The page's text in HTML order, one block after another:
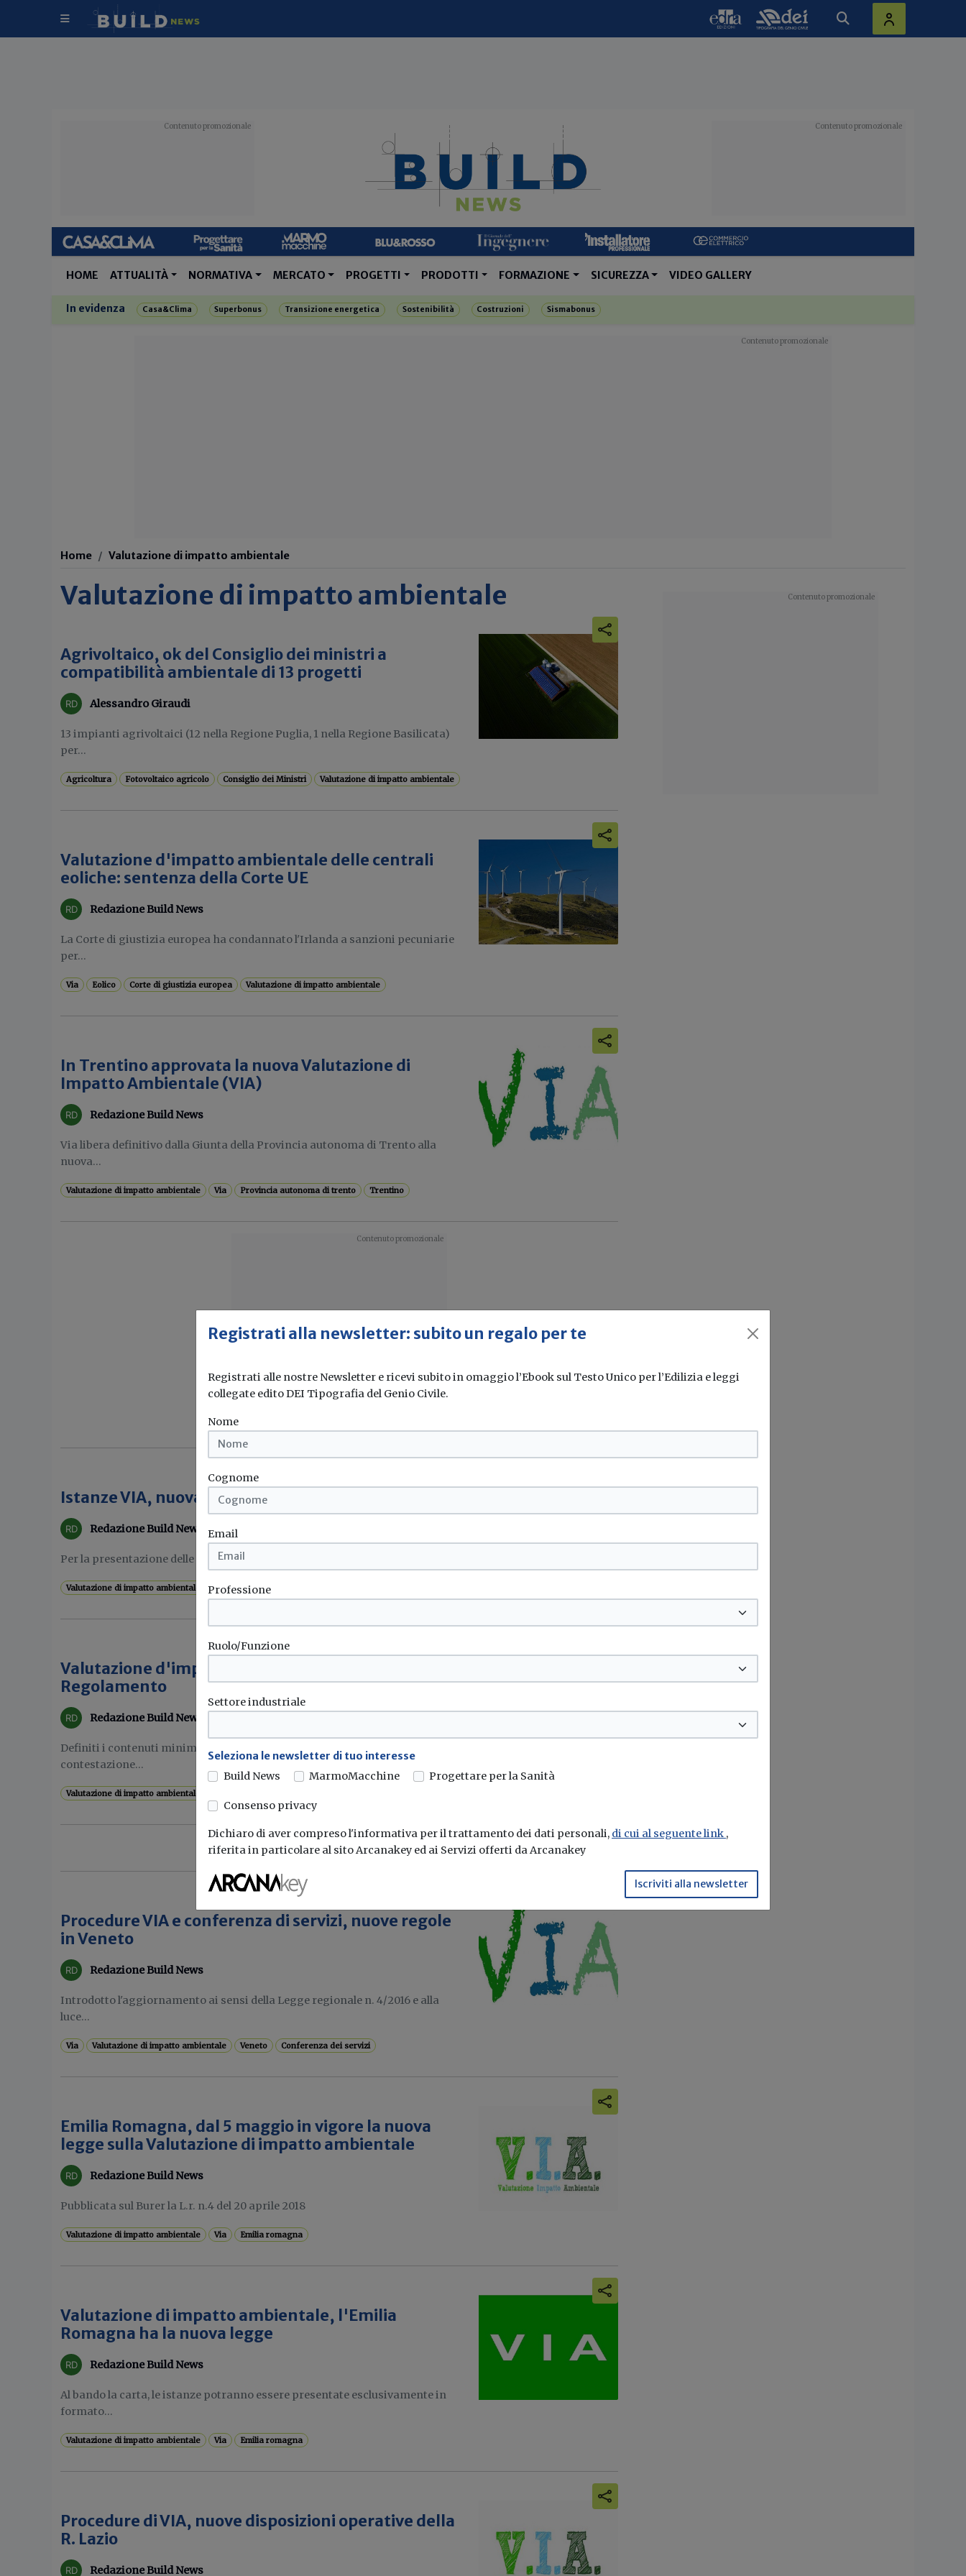
HOME ATTUALITÀ NORMATIVA MERCATO PROGETTI PRODOTTI FORMAZIONE SICUREZZA VIDEO GALLERY
In evidenza Casa&Clima Superbonus Transizione energetica Sostenibilità Costruzioni Sismabonus
Home Valutazione di impatto ambientale
Valutazione di impatto ambientale
Agrivoltaico, ok del Consiglio dei ministri a
compatibilità ambientale di 13 progetti
Alessandro Giraudi
13 impianti agrivoltaici (12 nella Regione Puglia, 1 nella Regione Basilicata)
per...
Agricoltura Fotovoltaico agricolo Consiglio dei Ministri Valutazione di impatto ambientale
Valutazione d'impatto ambientale delle centrali
eoliche: sentenza della Corte UE
Redazione Build News
La Corte di giustizia europea ha condannato l'Irlanda a sanzioni pecuniarie
per...
Via Eolico Corte di giustizia europea Valutazione di impatto ambientale
In Trentino approvata la nuova Valutazione di
Impatto Ambientale (VIA)
Redazione Build News
Via libera definitivo dalla Giunta della Provincia autonoma di Trento alla
nuova...
Valutazione di impatto ambientale Via Provincia autonoma di trento Trentino
Istanze VIA, nuova modulistica in Emilia-Romagna
Redazione Build News
Per la presentazione delle istanze ai sensi della L.R. 4/2018
Valutazione di impatto ambientale Via Emilia romagna
Valutazione d'impatto ambientale (VIA), emanato
Regolamento
Redazione Build News
Definiti i contenuti minimi e i formati dei verbali di accertamento,
contestazione...
Valutazione di impatto ambientale
Procedure VIA e conferenza di servizi, nuove regole
in Veneto
Redazione Build News
Introdotto l'aggiornamento ai sensi della Legge regionale n. 4/2016 e alla
luce...
Via Valutazione di impatto ambientale Veneto Conferenza dei servizi
Emilia Romagna, dal 5 maggio in vigore la nuova
legge sulla Valutazione di impatto ambientale
Redazione Build News
Pubblicata sul Burer la L.r. n.4 del 20 aprile 2018
Valutazione di impatto ambientale Via Emilia romagna
Valutazione di impatto ambientale, l'Emilia
Romagna ha la nuova legge
Redazione Build News
Al bando la carta, le istanze potranno essere presentate esclusivamente in
formato...
Valutazione di impatto ambientale Via Emilia romagna
Procedure di VIA, nuove disposizioni operative della
R. Lazio
Redazione Build News
Registrati alla newsletter: subito un regalo per te
Registrati alle nostre Newsletter e ricevi subito in omaggio l’Ebook sul Testo Unico per l’Edilizia e leggi
collegate edito DEI Tipografia del Genio Civile.
Nome
Cognome
Email
Professione
Ruolo/Funzione
Settore industriale
Seleziona le newsletter di tuo interesse
Build News
MarmoMacchine Progettare per la Sanità
Consenso privacy
Dichiaro di aver compreso l'informativa per il trattamento dei dati personali, di cui al seguente link ,
riferita in particolare al sito Arcanakey ed ai Servizi offerti da Arcanakey
Iscriviti alla newsletter